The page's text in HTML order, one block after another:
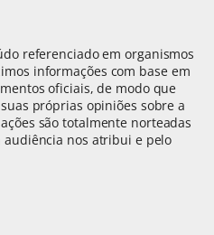
referenciado em organismos
informações com base em
oficiais, de modo que
próprias opiniões sobre a
são totalmente norteadas
nos atribui e pelo